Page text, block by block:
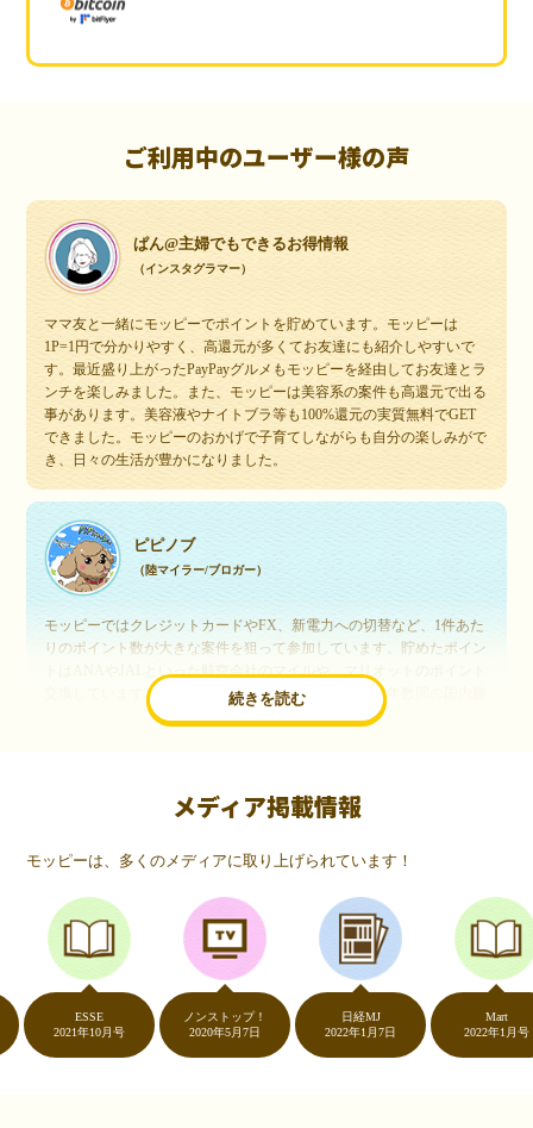
ご利用中のユーザー様の声
ぱん@主婦でもできるお得情報
（インスタグラマー）
ママ友と一緒にモッピーでポイントを貯めています。モッピーは
1P=1円で分かりやすく、高還元が多くてお友達にも紹介しやすいで
す。最近盛り上がったPayPayグルメもモッピーを経由してお友達とラ
ンチを楽しみました。また、モッピーは美容系の案件も高還元で出る
事があります。美容液やナイトブラ等も100%還元の実質無料でGET
できました。モッピーのおかげで子育てしながらも自分の楽しみがで
き、日々の生活が豊かになりました。
続きを読む
ピピノブ
（陸マイラー/ブロガー）
モッピーではクレジットカードやFX、新電力への切替など、1件あた
りのポイント数が大きな案件を狙って参加しています。貯めたポイン
交換しています。このようにすることで、ほぼ無料で年数回の国内旅
行や海外旅行を実現しています。モッピーは陸マイラーや旅行好きに
いつものネットショッピングが、モッピーでお得
（20代・女性）
友達に勧められてモッピーをはじめました。空いた時間にスマホで買
い物をすることが多いのですが、モッピーを経由するだけでショップ
のポイントとモッピーのポイントが二重で貯まることを知り、ビック
リ…！いつものネットショッピングをモッピーを経由するだけでポイ
ントが貯まるなんて…もっと早く教えてほしかった～！貯まったポイ
ントはギフト券に交換して、プチ贅沢を楽しんでます♪
メディア掲載情報
モッピーは、多くのメディアに取り上げられています！
2021年10月号
ノンストップ！
2020年5月7日
日経MJ
2022年1月7日
2022年1月号